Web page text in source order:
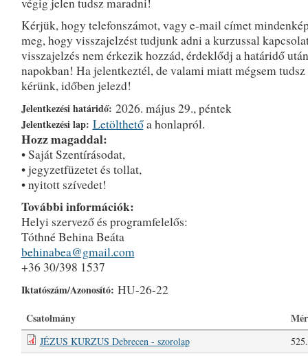
Kérjük, hogy telefonszámot, vagy e-mail címet
meg, hogy visszajelzést tudjunk adni a kurzussal
visszajelzés nem érkezik hozzád, érdeklődj a határidő
napokban! Ha jelentkeztél, de valami miatt mégsem tudsz
kérünk, időben jelezd!
Jelentkezési határidő: 2026. május 29., péntek
Jelentkezési lap: Letölthetőa honlapról.
Hozz magaddal:
• Saját Szentírásodat,
• jegyzetfüzetet és tollat,
• nyitott szívedet!
További információk:
Helyi szervező és programfelelős:
Tóthné Behina Beáta
behinabea@gmail.com
+36 30/398 1537
Iktatószám/Azonosító: HU-26-22
Csatolmány
JÉZUS KURZUS Debrecen - szorolap